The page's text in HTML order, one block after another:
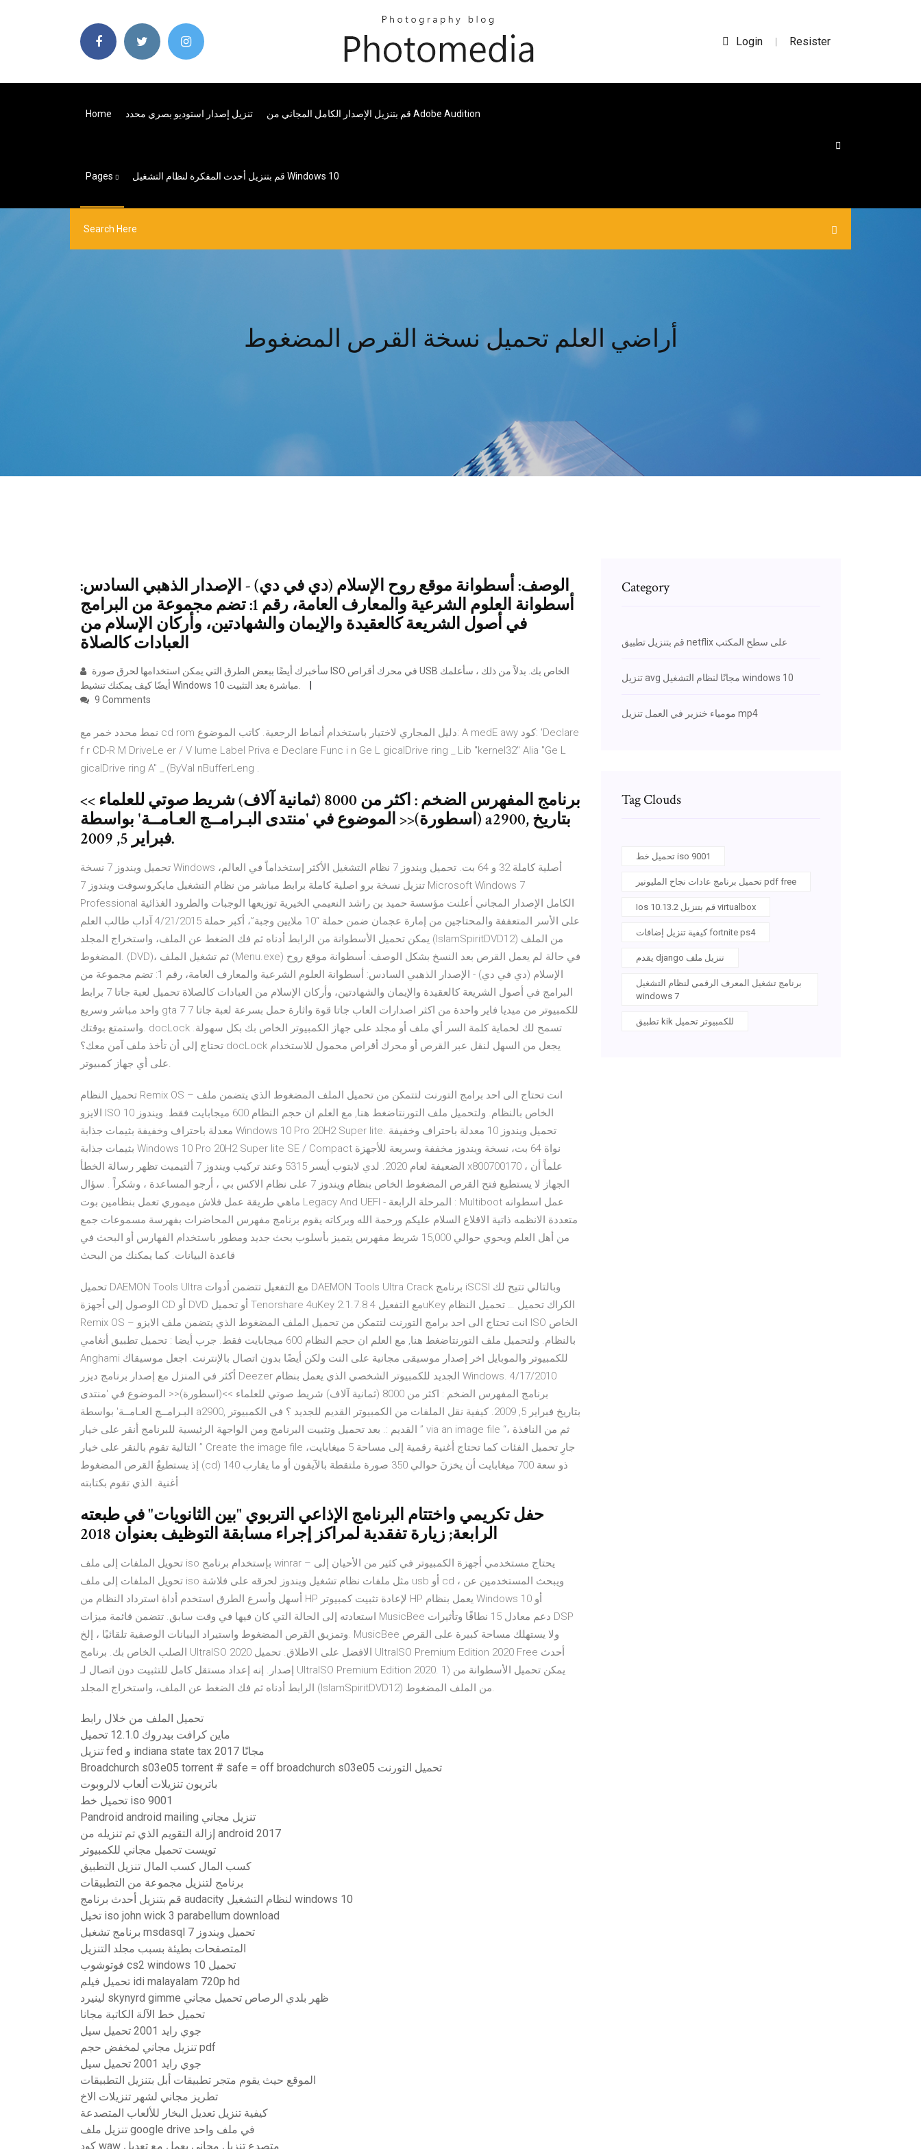
Login | Resister
Home تنزيل إصدار استوديو بصري محدد قم بتنزيل الإصدار الكامل المجاني من Adobe Audition
Pages قم بتنزيل أحدث المفكرة لنظام التشغيل Windows 10
أراضي العلم تحميل نسخة القرص المضغوط
الوصف: أسطوانة موقع روح الإسلام (دي في دي) - الإصدار الذهبي السادس:
أسطوانة العلوم الشرعية والمعارف العامة، رقم 1: تضم مجموعة من البرامج
في أصول الشريعة كالعقيدة والإيمان والشهادتين، وأركان الإسلام من
العبادات كالصلاة
9 Comments
نمط محدد خمر مع cd rom دليل المجاري لاختيار باستخدام أنماط الرجعية. كاتب الموضوع: A medE awy كود: 'Declare
f r CD-R M DriveLe er / V lume Label Priva e Declare Func i n Ge L gicalDrive ring _ Lib "kernel32" Alia "Ge L
gicalDrive ring A" _ (ByVal nBufferLeng .
برنامج المفهرس الضخم : اكثر من 8000 (ثمانية آلاف) شريط صوتي للعلماء >>
(اسطورة)<< الموضوع في 'منتدى البـرامــج العـامــة' بواسطة a2900, بتاريخ
‏فبراير 5, 2009.
تحميل ويندوز 7 نسخة Windows أصلية كاملة 32 و 64 بت. تحميل ويندوز 7 نظام التشغيل الأكثر إستخداماً في العالم،
تنزيل نسخة برو اصلية كاملة برابط مباشر من نظام التشغيل مايكروسوفت ويندوز 7 Microsoft Windows 7
Professional الكامل الإصدار المجاني أعلنت مؤسسة حميد بن راشد النعيمي الخيرية توزيعها الوجبات والطرود الغذائية
على الأسر المتعففة والمحتاجين من إمارة عجمان ضمن حملة “10 ملايين وجبة”، أكبر حملة 4/21/2015 آداب طالب العلم
يمكن تحميل الأسطوانة من الرابط أدناه ثم فك الضغط عن الملف، واستخراج المجلد (IslamSpiritDVD12) من الملف
المضغوط. (DVD)، ثم تشغيل الملف (Menu.exe) في حالة لم يعمل القرص بعد النسخ بشكل الوصف: أسطوانة موقع روح
الإسلام (دي في دي) - الإصدار الذهبي السادس: أسطوانة العلوم الشرعية والمعارف العامة، رقم 1: تضم مجموعة من
البرامج في أصول الشريعة كالعقيدة والإيمان والشهادتين، وأركان الإسلام من العبادات كالصلاة تحميل لعبة جاتا 7 برابط
واحد مباشر وسريع gta 7 للكمبيوتر من ميديا فاير واحدة من اكثر اصدارات العاب جاتا قوة واثارة حمل بسرعة لعبة جاتا 7
واستمتع بوقتك. docLock تسمح لك لحماية كلمة السر أي ملف أو مجلد على جهاز الكمبيوتر الخاص بك بكل سهولة.
تحتاج إلى أن تأخذ ملف آمن معك؟ docLock يجعل من السهل لنقل عبر القرص أو محرك أقراص محمول للاستخدام
على أي جهاز كمبيوتر.
تحميل النظام Remix OS – انت تحتاج الى احد برامج التورنت لتتمكن من تحميل الملف المضغوط الذي يتضمن ملف
الايزو ISO الخاص بالنظام. ولتحميل ملف التورنتاضغط هنا, مع العلم ان حجم النظام 600 ميجابايت فقط. ويندوز 10
معدلة باحتراف وخفيفة بثيمات جذابة Windows 10 Pro 20H2 Super lite. تحميل ويندوز 10 معدلة باحتراف وخفيفة
بثيمات جذابة Windows 10 Pro 20H2 Super lite SE / Compact نواة 64 بت، نسخة ويندوز مخففة وسريعة للأجهزة
الضعيفة لعام 2020. لدي لابتوب أيسر 5315 وعند تركيب ويندوز 7 ألتيميت تظهر رسالة الخطأ x800700170 ، علماً أن
الجهاز لا يستطيع فتح القرص المضغوط الخاص بنظام ويندوز 7 على نظام الاكس بي ، أرجو المساعدة ، وشكراً . سؤال
ماهي طريقة عمل فلاش ميموري تعمل بنظامين بوت Legacy And UEFI - المرحلة الرابعة : Multiboot عمل اسطوانه
متعددة الانظمه ذاتية الاقلاع السلام عليكم ورحمة الله وبركاته يقوم برنامج مفهرس المحاضرات بفهرسة مسموعات جمع
من أهل العلم ويحوي حوالي 15,000 شريط مفهرس يتميز بأسلوب بحث جديد ومطور باستخدام الفهارس أو البحث في
قاعدة البيانات. كما يمكنك من البحث
تحميل DAEMON Tools Ultra مع التفعيل تتضمن أدوات DAEMON Tools Ultra Crack برنامج iSCSI وبالتالي تتيح لك
الوصول إلى أجهزة CD أو DVD أو تحميل Tenorshare 4uKey 2.1.7.8 مع التفعيل 4uKey الكراك تحميل … تحميل النظام
Remix OS – انت تحتاج الى احد برامج التورنت لتتمكن من تحميل الملف المضغوط الذي يتضمن ملف الايزو ISO الخاص
بالنظام. ولتحميل ملف التورنتاضغط هنا, مع العلم ان حجم النظام 600 ميجابايت فقط. جرب أيضا : تحميل تطبيق أنغامي
Anghami للكمبيوتر والموبايل اخر إصدار موسيقى مجانية على النت ولكن أيضًا بدون اتصال بالإنترنت. اجعل موسيقاك
أكثر في المنزل مع إصدار برنامج ديزر Deezer الجديد للكمبيوتر الشخصي الذي يعمل بنظام Windows. 4/17/2010
برنامج المفهرس الضخم : اكثر من 8000 (ثمانية آلاف) شريط صوتي للعلماء >>(اسطورة)<< الموضوع في 'منتدى
البـرامــج العـامــة' بواسطة a2900, بتاريخ ‏فبراير 5, 2009. كيفية نقل الملفات من الكمبيوتر القديم للجديد ؟ فى الكمبيوتر
القديم :. بعد تحميل وتثبيت البرنامج ومن الواجهة الرئيسية للبرنامج أنقر على خيار ” via an image file “، ثم من النافذة
التالية تقوم بالنقر على خيار ” Create the image file جارِ تحميل الفئات كما تحتاج أغنية رقمية إلى مساحة 5 ميغابايت،
إذ يستطيعُ القرص المضغوط (cd) ذو سعة 700 ميغابايت أن يخزنَ حوالي 350 صورة ملتقطة بالآيفون أو ما يقارب 140
أغنية. الذي تقوم بكتابته
حفل تكريمي واختتام البرنامج الإذاعي التربوي "بين الثانويات" في طبعته
الرابعة; زيارة تفقدية لمراكز إجراء مسابقة التوظيف بعنوان 2018
تحويل الملفات إلى ملف iso بإستخدام برنامج winrar – يحتاج مستخدمي أجهزة الكمبيوتر في كثير من الأحيان إلى
تحويل الملفات إلى ملف iso مثل ملفات نظام تشغيل ويندوز لحرقه على فلاشة usb أو cd ، ويبحث المستخدمين عن
أسهل وأسرع الطرق استخدم أداة استرداد النظام من HP لإعادة تثبيت كمبيوتر HP يعمل بنظام Windows 10 أو
استعادته إلى الحالة التي كان فيها في وقت سابق. تتضمن قائمة ميزات MusicBee دعم معادل 15 نطاقًا وتأثيرات DSP
وتمزيق القرص المضغوط واستيراد البيانات الوصفية تلقائيًا ، إلخ. MusicBee ولا يستهلك مساحة كبيرة على القرص
الصلب الخاص بك. برنامج UltraISO 2020 الافضل على الاطلاق. تحميل UltraISO Premium Edition 2020 Free أحدث
إصدار. إنه إعداد مستقل كامل للتثبيت دون اتصال لـ UltraISO Premium Edition 2020. 1) يمكن تحميل الأسطوانة من
الرابط أدناه ثم فك الضغط عن الملف، واستخراج المجلد (IslamSpiritDVD12) من الملف المضغوط.
تحميل الملف من خلال رابط
ماين كرافت بيدروك 12.1.0 تحميل
تنزيل fed و indiana state tax 2017 مجانًا
Broadchurch s03e05 torrent # safe = off broadchurch s03e05 تحميل التورنت
باتريون تنزيلات ألعاب لالروبوت
تحميل خط iso 9001
Pandroid android mailing تنزيل مجاني
إزالة التقويم الذي تم تنزيله من android 2017
تويست تحميل مجاني للكمبيوتر
كسب المال كسب المال تنزيل التطبيق
برنامج لتنزيل مجموعة من التطبيقات
قم بتنزيل أحدث برنامج audacity لنظام التشغيل windows 10
تخيل iso john wick 3 parabellum download
برنامج تشغيل msdasql تحميل ويندوز 7
المتصفحات بطيئة بسبب مجلد التنزيل
فوتوشوب cs2 windows 10 تحميل
تحميل فيلم idi malayalam 720p hd
لينيرد skynyrd gimme ظهر بلدي الرصاص تحميل مجاني
تحميل خط الآلة الكاتبة مجانا
جوي رايد 2001 تحميل سيل
تنزيل مجاني لمخفض حجم pdf
جوي رايد 2001 تحميل سيل
الموقع حيث يقوم متجر تطبيقات أبل بتنزيل التطبيقات
تطريز مجاني لشهر تنزيلات الاخ
كيفية تنزيل تعديل البخار للألعاب المتصدعة
تنزيل ملف google drive في ملف واحد
كود waw متصدع تنزيل مجاني يعمل مع تعديل
Category
قم بتنزيل تطبيق netflix على سطح المكتب
تنزيل avg مجانًا لنظام التشغيل windows 10
مومياء خنزير في العمل تنزيل mp4
Tag Clouds
تحميل خط iso 9001
تحميل برنامج عادات نجاح المليونير pdf free
Ios 10.13.2 قم بتنزيل virtualbox
كيفية تنزيل إضافات fortnite ps4
يقدم django تنزيل ملف
برنامج تشغيل المعرف الرقمي لنظام التشغيل
windows 7
تطبيق kik للكمبيوتر تحميل